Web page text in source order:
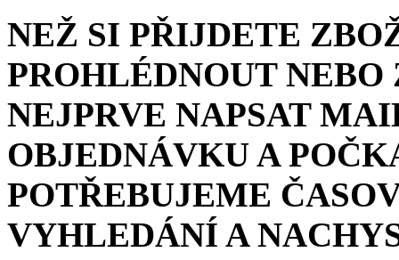
NEŽ SI PŘIJDETE
PROHLÉDNOUT
NEJPRVE NAPSAT
OBJEDNÁVKU A
POTŘEBUJEME
VYHLEDÁNÍ A